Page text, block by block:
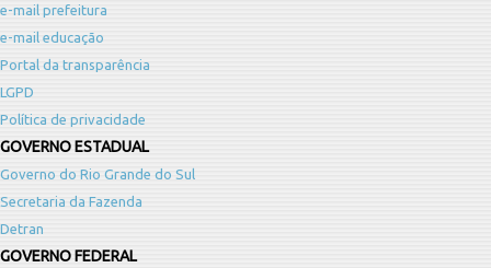
e-mail prefeitura
e-mail educação
Portal da transparência
LGPD
Política de privacidade
GOVERNO ESTADUAL
Governo do Rio Grande do Sul
Secretaria da Fazenda
Detran
GOVERNO FEDERAL